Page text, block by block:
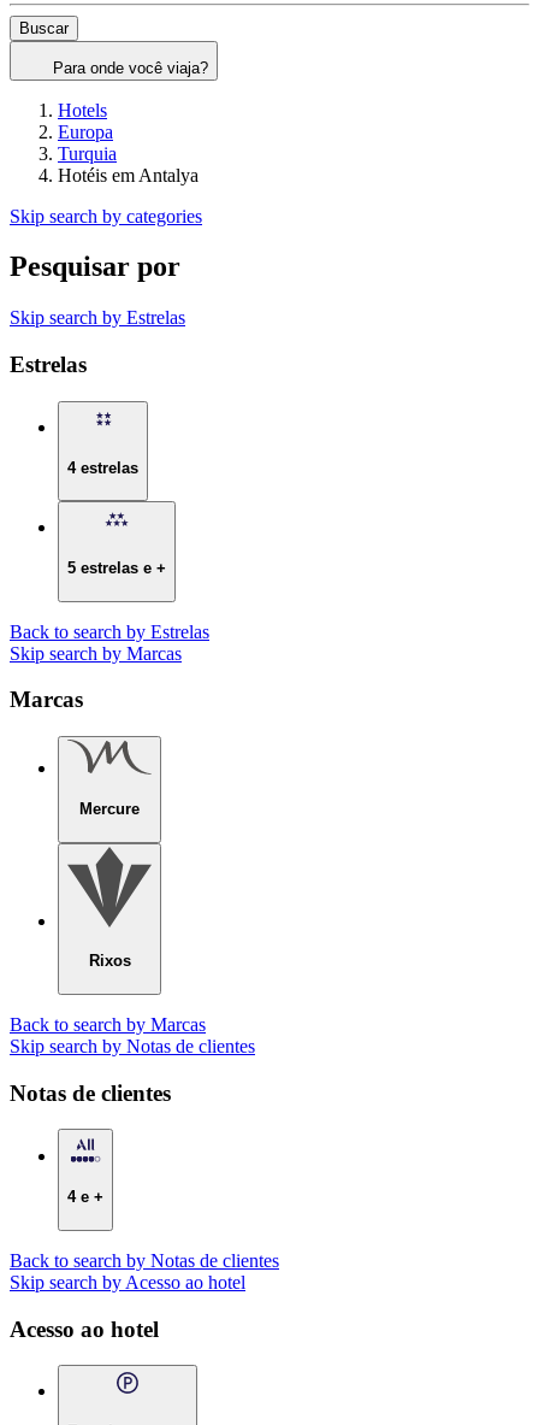
Buscar
Para onde você viaja?
Hotels
Europa
Turquia
Hotéis em Antalya
Skip search by categories
Pesquisar por
Skip search by Estrelas
Estrelas
4 estrelas
5 estrelas e +
Back to search by Estrelas
Skip search by Marcas
Marcas
Mercure
Rixos
Back to search by Marcas
Skip search by Notas de clientes
Notas de clientes
4 e +
Back to search by Notas de clientes
Skip search by Acesso ao hotel
Acesso ao hotel